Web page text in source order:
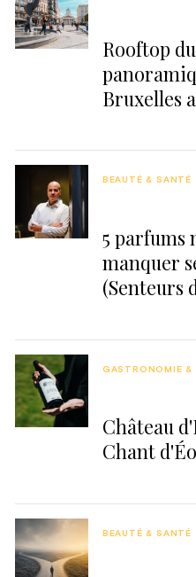
Rooftop
Bruxelles
5 parfums
manquer
(Senteurs
BEAUTÉ & SANTÉ
Château
Chant
GASTRONOMIE &
BEAUTÉ & SANTÉ